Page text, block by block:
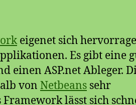
eigenet sich
Es gibt eine
einen ASP.net Ableger.
von Netbeans sehr
lässt sich